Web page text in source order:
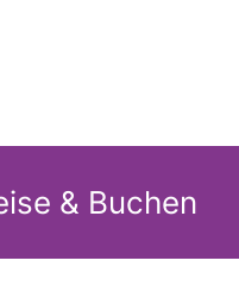
& Buchen